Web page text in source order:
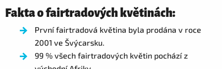
Fakta o fairtradových květinách:
První fairtradová květina byla prodána v roce
2001 ve Švýcarsku.
99 % všech fairtradových květin pochází z